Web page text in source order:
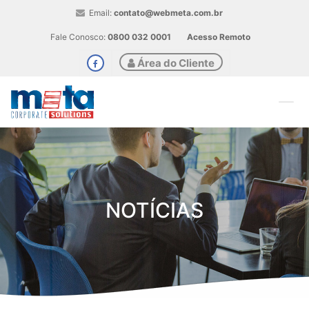
Email: contato@webmeta.com.br
Fale Conosco: 0800 032 0001 Acesso Remoto
Área do Cliente
NOTÍCIAS